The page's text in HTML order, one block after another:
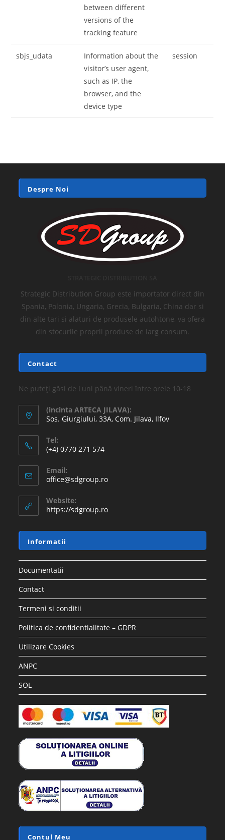
between different
versions of the
tracking feature
sbjs_udata
Information about the
visitor’s user agent,
such as IP, the
browser, and the
device type
session
Despre Noi
Strategic Distribution Group este importator direct din
Spania, Polonia, Ungaria, Grecia, Bulgaria, China dar si
din alte tari si alaturi de produsele autohtone, va ofera
din stocurile proprii produse de larg consum.
Contact
Ne puteți găsi de Luni până vineri între orele 10-18
(incinta ARTECA JILAVA):
Sos. Giurgiului, 33A, Com. Jilava, Ilfov
Tel:
(+4) 0770 271 574
Email:
office@sdgroup.ro
Website:
https://sdgroup.ro
Informatii
Documentatii
Contact
Termeni si conditii
Politica de confidentialitate – GDPR
Utilizare Cookies
ANPC
SOL
Contul Meu